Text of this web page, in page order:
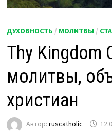
ДУХОВНОСТЬ / МОЛИТВЫ /
Thy Kingdom
молитвы,
христиан
Автор:ruscatholic